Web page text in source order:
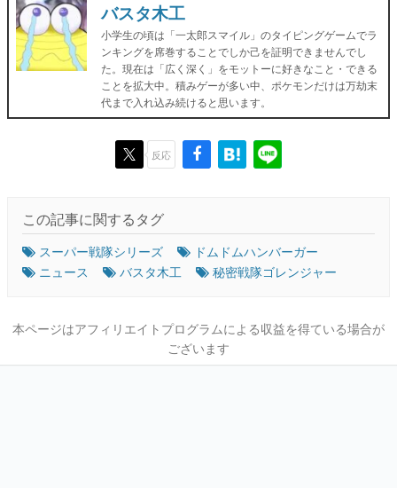
バスタ木工
小学生の頃は「一太郎スマイル」のタイピングゲームでラ
ンキングを席巻することでしか己を証明できませんでし
た。現在は「広く深く」をモットーに好きなこと・できる
ことを拡大中。積みゲーが多い中、ポケモンだけは万劫末
代まで入れ込み続けると思います。
反応
この記事に関するタグ
スーパー戦隊シリーズ
ドムドムハンバーガー
ニュース
バスタ木工 秘密戦隊ゴレンジャー
本ページはアフィリエイトプログラムによる収益を得ている場合が
ございます